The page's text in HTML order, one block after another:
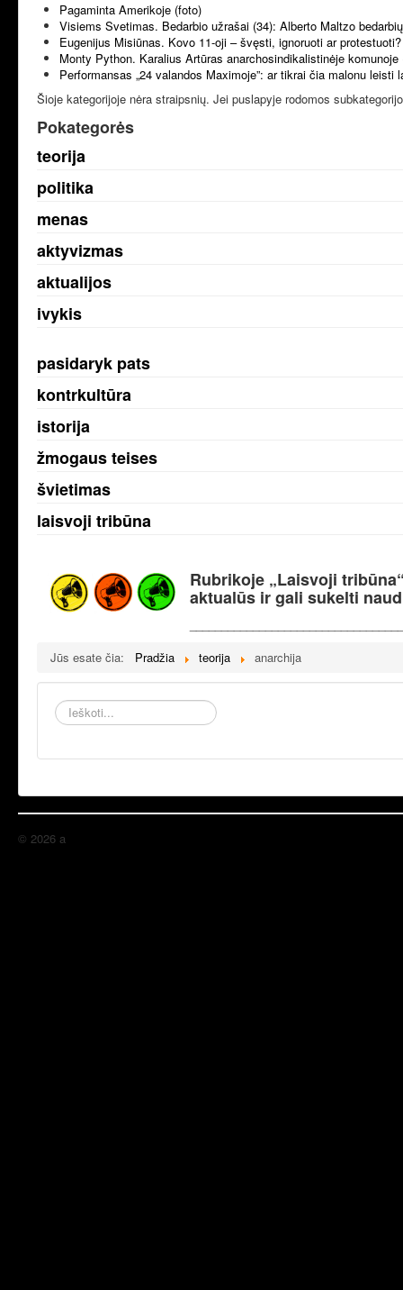
Pagaminta Amerikoje (foto)
Visiems Svetimas. Bedarbio užrašai (34): Alberto Maltzo
Eugenijus Misiūnas. Kovo 11-oji – švęsti, ignoruoti ar protestuoti?
Monty Python. Karalius Artūras anarchosindikalistinėje komunoje
Performansas „24 valandos Maximoje”: ar tikrai čia malonu leisti
Šioje kategorijoje nėra straipsnių. Jei puslapyje rodomos
Pokategorės
teorija
politika
menas
aktyvizmas
aktualijos
ivykis
pasidaryk pats
kontrkultūra
istorija
žmogaus teises
švietimas
laisvoji tribūna
Rubrikoje „Laisvoji
aktualūs ir gali sukelti
Jūs esate čia:
Pradžia teorija anarchija
Ieškoti...
© 2026 a